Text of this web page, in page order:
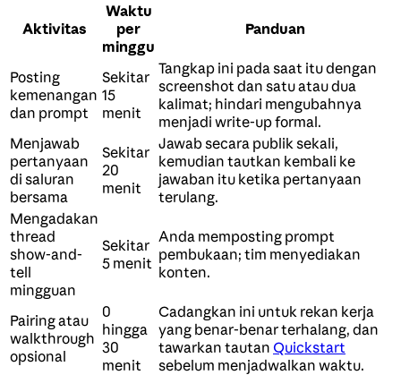
Aktivitas
Waktu
per
minggu
Panduan
Posting
kemenangan
dan prompt
Sekitar
15
menit
Tangkap ini pada saat itu dengan
screenshot dan satu atau dua
kalimat; hindari mengubahnya
menjadi write-up formal.
Menjawab
pertanyaan
di saluran
bersama
Sekitar
20
menit
Jawab secara publik sekali,
kemudian tautkan kembali ke
jawaban itu ketika pertanyaan
terulang.
Mengadakan
thread
show-and-
tell
mingguan
Sekitar
5 menit
Anda memposting prompt
pembukaan; tim menyediakan
konten.
Pairing atau
walkthrough
opsional
0
hingga
30
menit
Cadangkan ini untuk rekan kerja
yang benar-benar terhalang, dan
tawarkan tautan Quickstart
sebelum menjadwalkan waktu.